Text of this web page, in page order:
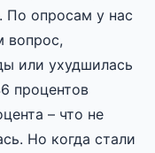
По опросам у нас
вопрос,
или ухудшилась
процентов
– что не
Но когда стали